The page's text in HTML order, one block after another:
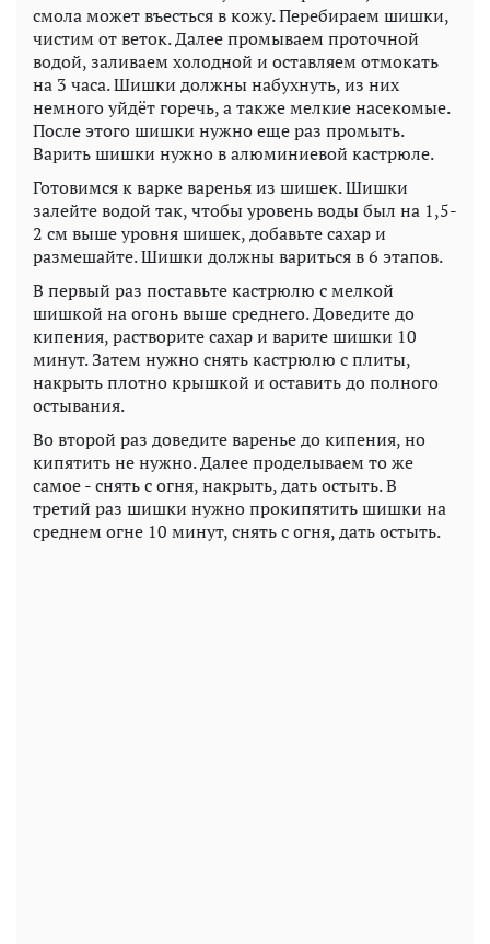
смола может въесться в кожу. Перебираем шишки,
чистим от веток. Далее промываем проточной
водой, заливаем холодной и оставляем отмокать
на 3 часа. Шишки должны набухнуть, из них
немного уйдёт горечь, а также мелкие насекомые.
После этого шишки нужно еще раз промыть.
Варить шишки нужно в алюминиевой кастрюле.
Готовимся к варке варенья из шишек. Шишки
залейте водой так, чтобы уровень воды был на 1,5-
2 см выше уровня шишек, добавьте сахар и
размешайте. Шишки должны вариться в 6 этапов.
В первый раз поставьте кастрюлю с мелкой
шишкой на огонь выше среднего. Доведите до
кипения, растворите сахар и варите шишки 10
минут. Затем нужно снять кастрюлю с плиты,
накрыть плотно крышкой и оставить до полного
остывания.
Во второй раз доведите варенье до кипения, но
кипятить не нужно. Далее проделываем то же
самое - снять с огня, накрыть, дать остыть. В
третий раз шишки нужно прокипятить шишки на
среднем огне 10 минут, снять с огня, дать остыть.